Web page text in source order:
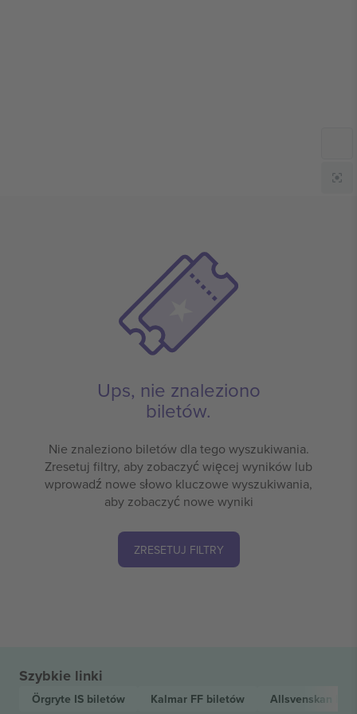
Ups, nie znaleziono
biletów.
Nie znaleziono biletów dla tego wyszukiwania.
Zresetuj filtry, aby zobaczyć więcej wyników lub
wprowadź nowe słowo kluczowe wyszukiwania,
aby zobaczyć nowe wyniki
ZRESETUJ FILTRY
Szybkie linki
Örgryte IS biletów Kalmar FF biletów Allsvenskan